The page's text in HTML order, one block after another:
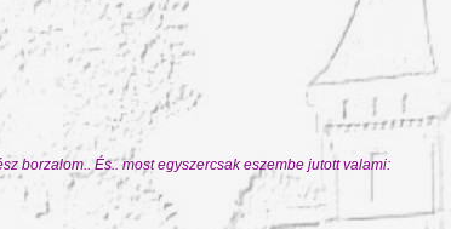
borzalom.. És.. most egyszercsak eszembe jutott valami: